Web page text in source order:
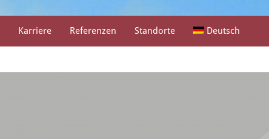
Karriere Referenzen Standorte Deutsch